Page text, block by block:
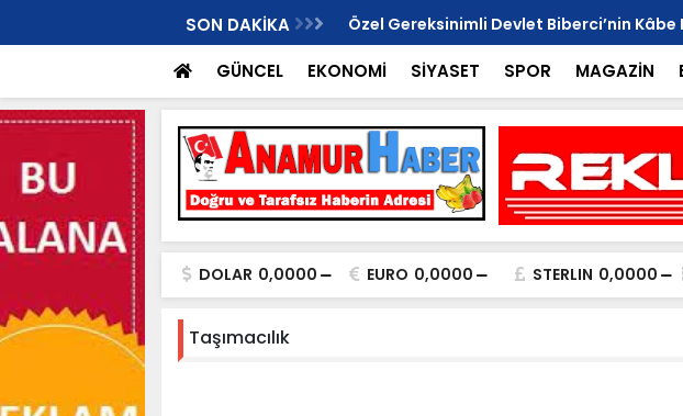
SON DAKİKA
İlçe Başkanlığı İçin Gündemde!
Özel Gereksinimli Devlet Biberci’nin
Dönüştü..
GÜNCEL EKONOMİ SİYASET SPOR MAGAZİN
DOLAR 0,0000 EURO 0,0000 STERLIN 0,0000
Taşımacılık